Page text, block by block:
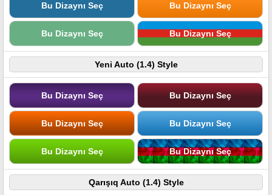
Bu Dizaynı Seç Bu Dizaynı Seç
Bu Dizaynı Seç Bu Dizaynı Seç
Yeni Auto (1.4) Style
Bu Dizaynı Seç Bu Dizaynı Seç
Bu Dizaynı Seç Bu Dizaynı Seç
Bu Dizaynı Seç Bu Dizaynı Seç
Qarışıq Auto (1.4) Style